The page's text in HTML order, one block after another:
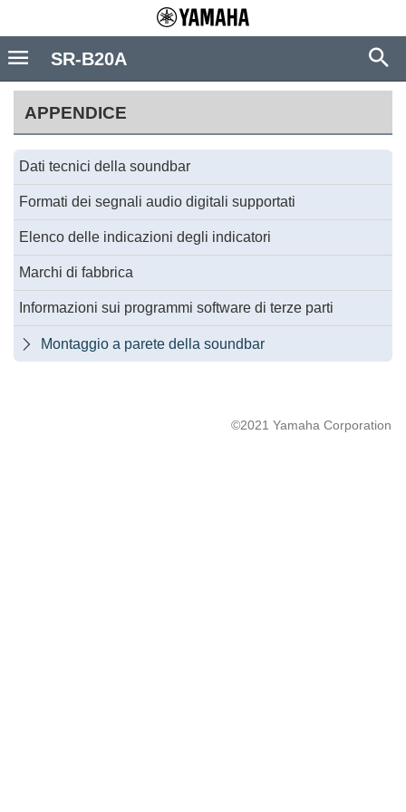
APPENDICE
Dati tecnici della soundbar
Formati dei segnali audio digitali supportati
Elenco delle indicazioni degli indicatori
Marchi di fabbrica
Informazioni sui programmi software di terze parti
 Montaggio a parete della soundbar
©2021 Yamaha Corporation
SR-B20A